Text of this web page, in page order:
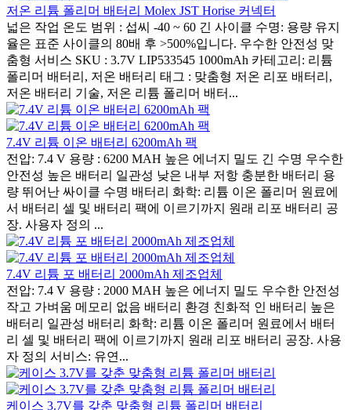
저온 리튬 폴리머 배터리 Molex JST Horise 커넥터
넓은 작업 온도 범위 : 섭씨 -40 ~ 60 긴 사이클 수명: 용량 유지
율은 표준 사이클의 80배 후 >500%입니다. 우수한 안전성 맞
춤형 서비스 SKU : 3.7V LIP533545 1000mAh 카테고리: 리튬
폴리머 배터리, 저온 배터리 태그 : 맞춤형 저온 리포 배터리,
저온 배터리 기술, 저온 리튬 폴리머 배터...
7.4V 리튬 이온 배터리 6200mAh 팩
전압: 7.4 V 용량 : 6200 MAH 높은 에너지 밀도 긴 수명 우수한
안전성 높은 배터리 일관성 낮은 내부 저항 충분한 배터리 용
량 뛰어난 싸이클 수명 배터리 화학: 리튬 이온 폴리머 원료에
서 배터리 셀 및 배터리 팩에 이르기까지 원래 리포 배터리 공
장. 사용자 정의 ...
7.4V 리튬 포 배터리 2000mAh 제조업체
전압: 7.4 V 용량 : 2000 MAH 높은 에너지 밀도 우수한 안전성
작고 가벼움 메모리 없음 배터리 환경 친화적 인 배터리 높은
배터리 일관성 배터리 화학: 리튬 이온 폴리머 원료에서 배터
리 셀 및 배터리 팩에 이르기까지 원래 리포 배터리 공장. 사용
자 정의 서비스: 유연...
케이스 3.7V를 갖춘 맞춤형 리튬 폴리머 배터리